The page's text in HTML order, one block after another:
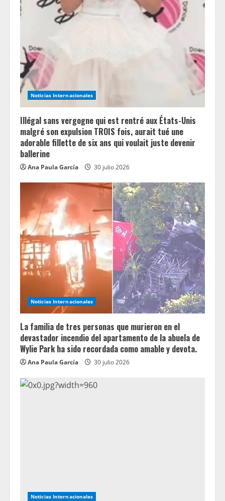
a
i
n
g
Noticias Internacionales
Illégal sans vergogne qui est rentré aux États-Unis
malgré son expulsion TROIS fois, aurait tué une
adorable fillette de six ans qui voulait juste devenir
ballerine
Ana Paula García 30 julio 2026
Noticias Internacionales
La familia de tres personas que murieron en el
devastador incendio del apartamento de la abuela de
Wylie Park ha sido recordada como amable y devota.
Ana Paula García 30 julio 2026
Noticias Internacionales